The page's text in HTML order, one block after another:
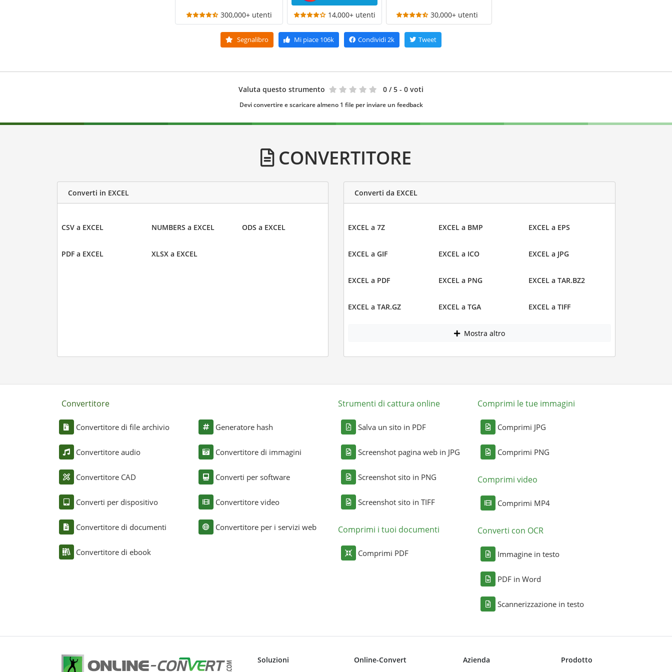
300,000+ utenti 14,000+ utenti 30,000+ utenti
Segnalibro Mi piace 106k Condividi2k Tweet
Valuta questo strumento 0 / 5 - 0 voti
Devi convertire e scaricare almeno 1 file per inviare un feedback
CONVERTITORE
Converti in EXCEL
CSV a EXCEL NUMBERS a EXCEL ODS a EXCEL
PDF a EXCEL XLSX a EXCEL
Converti da EXCEL
EXCEL a 7Z EXCEL a BMP EXCEL a EPS
EXCEL a GIF EXCEL a ICO EXCEL a JPG
EXCEL a PDF EXCEL a PNG EXCEL a TAR.BZ2
EXCEL a TAR.GZ EXCEL a TGA EXCEL a TIFF
Mostra altro
Convertitore
Convertitore di file archivio
Convertitore audio
Convertitore CAD
Converti per dispositivo
Convertitore di documenti
Convertitore di ebook
Generatore hash
Convertitore di immagini
Converti per software
Convertitore video
Convertitore per i servizi web
Strumenti di cattura online
Salva un sito in PDF
Screenshot pagina web in JPG
Screenshot sito in PNG
Screenshot sito in TIFF
Comprimi i tuoi documenti
Comprimi PDF
Comprimi le tue immagini
Comprimi JPG
Comprimi PNG
Comprimi video
Comprimi MP4
Converti con OCR
Immagine in testo
PDF in Word
Scannerizzazione in testo
Soluzioni Online-Convert Azienda Prodotto